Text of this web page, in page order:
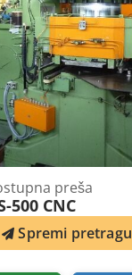
preša
500 CNC
Spremi pretragu